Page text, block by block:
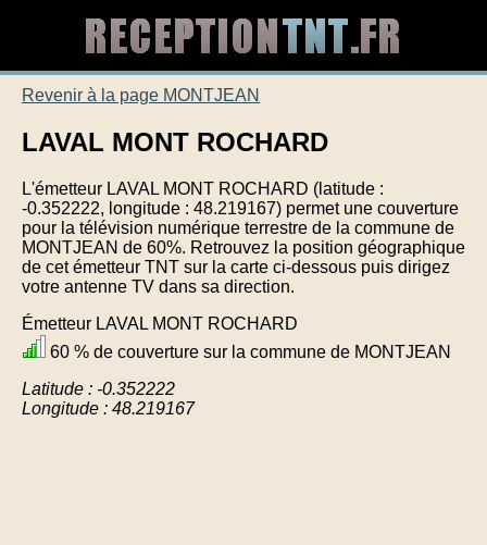
Revenir à la page MONTJEAN
LAVAL MONT ROCHARD
L'émetteur LAVAL MONT ROCHARD (latitude :
-0.352222, longitude : 48.219167) permet une couverture
pour la télévision numérique terrestre de la commune de
MONTJEAN de 60%. Retrouvez la position géographique
de cet émetteur TNT sur la carte ci-dessous puis dirigez
votre antenne TV dans sa direction.
Émetteur LAVAL MONT ROCHARD
60 % de couverture sur la commune de MONTJEAN
Latitude : -0.352222
Longitude : 48.219167